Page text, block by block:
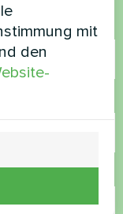
mit
den